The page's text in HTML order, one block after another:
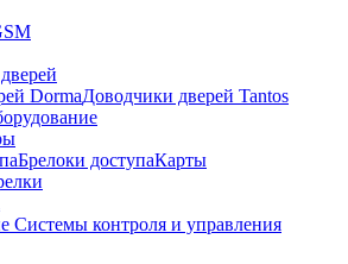
DormaДоводчики дверей Tantos
Брелоки доступаКарты
Системы контроля и управления